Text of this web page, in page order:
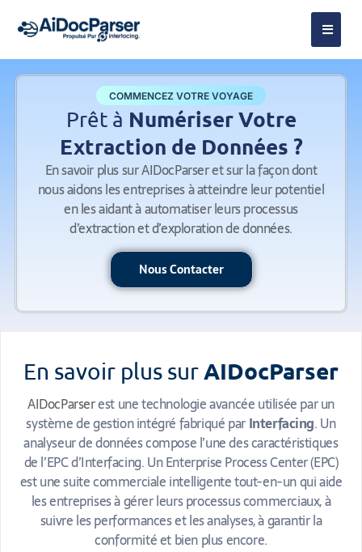
COMMENCEZ VOTRE VOYAGE
Prêt à Numériser Votre
Extraction de Données ?
En savoir plus sur AIDocParser et sur la façon dont
nous aidons les entreprises à atteindre leur potentiel
en les aidant à automatiser leurs processus
d’extraction et d’exploration de données.
Nous Contacter
En savoir plus surAIDocParser
AIDocParserest une technologie avancée utilisée par un
système de gestion intégré fabriqué parInterfacing. Un
analyseur de données compose l’une des caractéristiques
de l’EPC d’Interfacing. Un Enterprise Process Center (EPC)
est une suite commerciale intelligente tout-en-un qui aide
les entreprises à gérer leurs processus commerciaux, à
suivre les performances et les analyses, à garantir la
conformité et bien plus encore.